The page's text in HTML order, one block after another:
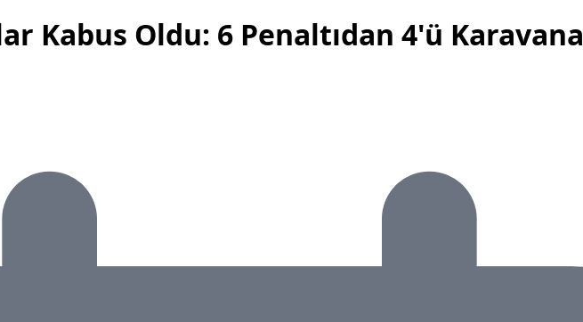
Kabus Oldu: 6 Penaltıdan 4'ü Karavana